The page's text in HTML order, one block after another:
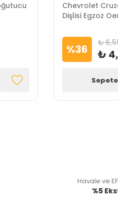
Chevrolet
Dişlisi Egzoz
%36 ₺
₺
Havale ve
%5